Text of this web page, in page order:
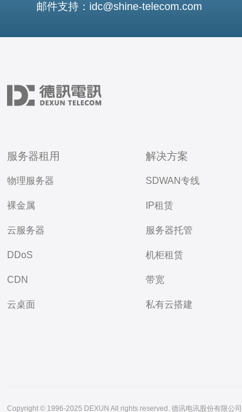
邮件支持：idc@shine-telecom.com
服务器租用
物理服务器
裸金属
云服务器
DDoS
CDN
云桌面
解决方案
SDWAN专线
IP租赁
服务器托管
机柜租赁
带宽
私有云搭建
Copyright © 1996-2025 DEXUN All rights reserved. 德讯电讯股份有限公司